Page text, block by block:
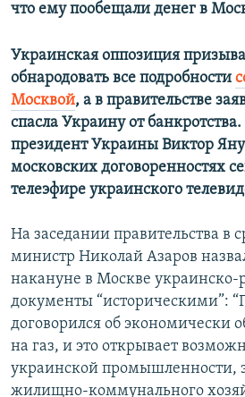
что ему пообещали денег в
Украинская оппозиция
обнародовать все подробности
Москвой, а в правительстве
спасла Украину от
президент Украины Виктор
московских договоренностях
телеэфире украинского
На заседании правительства в
министр Николай Азаров
накануне в Москве украинско-
документы “историческими”:
договорился об экономически
на газ, и это открывает
украинской промышленности,
жилищно-коммунального